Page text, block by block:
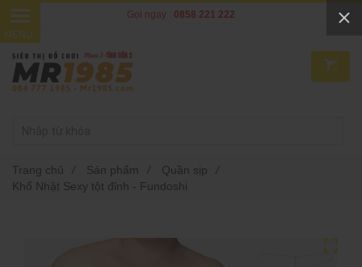
Trang chủ / Sản phẩm / Quần sịp
/
Khố Nhật Sexy tột đỉnh - Fundoshi
Gọi ngay : 0858 221 222
0